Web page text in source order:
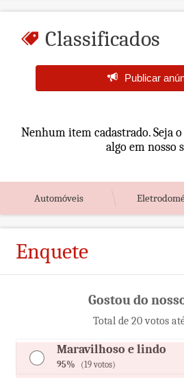
Classificados
Publicar
Nenhum item cadastrado. Seja
algo em nosso
Automóveis
Enquete
Gostou do
Total de 20 votos
Maravilhoso e lindo
95% (19 votos)